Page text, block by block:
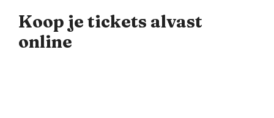
Koop je tickets alvast
online